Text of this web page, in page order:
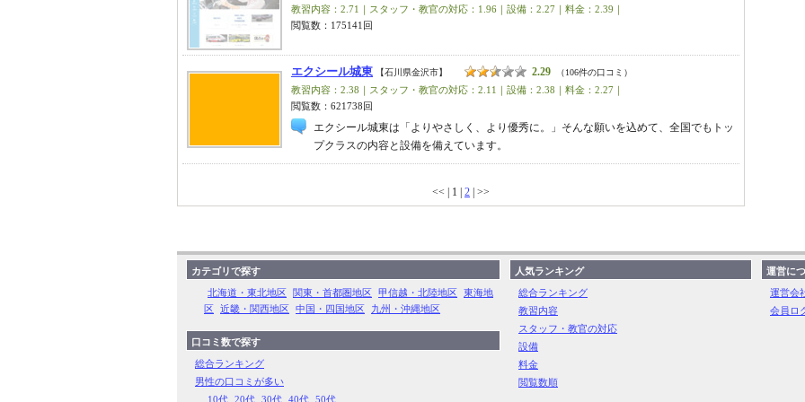
教習内容：2.71｜スタッフ・教官の対応：1.96｜設備：2.27｜料金：2.39｜
閲覧数：175141回
エクシール城東 【石川県金沢市】 2.29 （106件の口コミ）
教習内容：2.38｜スタッフ・教官の対応：2.11｜設備：2.38｜料金：2.27｜
閲覧数：621738回
エクシール城東は「よりやさしく、より優秀に。」そんな願いを込めて、全国でもトッ
プクラスの内容と設備を備えています。
<< | 1 | 2 | >>
カテゴリで探す
北海道・東北地区 関東・首都圏地区 甲信越・北陸地区 東海地
区 近畿・関西地区 中国・四国地区 九州・沖縄地区
口コミ数で探す
総合ランキング
男性の口コミが多い
10代 20代 30代 40代 50代
人気ランキング
総合ランキング
教習内容
スタッフ・教官の対応
設備
料金
閲覧数順
運営に
運営会
会員ロ